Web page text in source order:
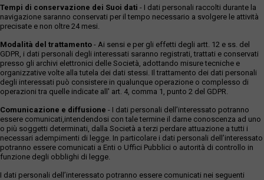
Tempi di conservazione dei Suoi dati - I dati personali raccolti durante la
navigazione saranno conservati per il tempo necessario a svolgere le attività
precisate e non oltre 24 mesi.
Modalità del trattamento - Ai sensi e per gli effetti degli artt. 12 e ss. del
GDPR, i dati personali degli interessati saranno registrati, trattati e conservati
presso gli archivi elettronici delle Società, adottando misure tecniche e
organizzative volte alla tutela dei dati stessi. Il trattamento dei dati personali
degli interessati può consistere in qualunque operazione o complesso di
operazioni tra quelle indicate all' art. 4, comma 1, punto 2 del GDPR.
Comunicazione e diffusione - I dati personali dell’interessato potranno
essere comunicati,intendendosi con tale termine il darne conoscenza ad uno
o più soggetti determinati, dalla Società a terzi perdare attuazione a tutti i
necessari adempimenti di legge. In particolare i dati personali dell’interessato
potranno essere comunicati a Enti o Uffici Pubblici o autorità di controllo in
funzione degli obblighi di legge.
I dati personali dell’interessato potranno essere comunicati nei seguenti